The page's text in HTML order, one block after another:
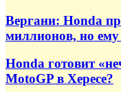
Вергани: Honda
миллионов, но
Honda готовит
MotoGP в Хересе?